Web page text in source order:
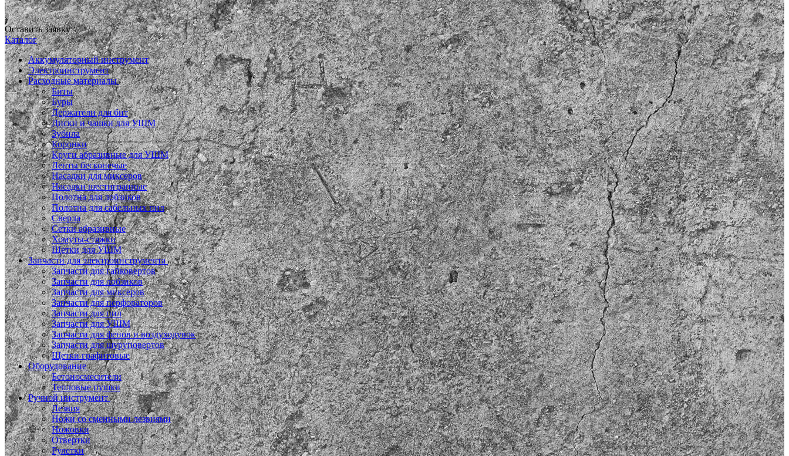
Оставить заявку
Каталог
Аккумуляторный инструмент
Электроинструмент
Расходные материалы
Биты
Буры
Держатели для бит
Диски и чашки для УШМ
Зубила
Коронки
Круги абразивные для УШМ
Ленты бесконечые
Насадки для миксеров
Насадки шестигранные
Полотна для лобзиков
Полотна для сабельных пил
Сверла
Сетки абразивные
Хомуты-стяжки
Щетки для УШМ
Запчасти для электроинструмента
Запчасти для гайковертов
Запчасти для лобзиков
Запчасти для миксеров
Запчасти для перфораторов
Запчасти для пил
Запчасти для УШМ
Запчасти для фенов и воздуходувок
Запчасти для шуруповертов
Щетки графитовые
Оборудование
Бетоносмесители
Тепловые пушки
Ручной инструмент
Лезвия
Ножи со сменными лезвиями
Ножовки
Отвертки
Рулетки